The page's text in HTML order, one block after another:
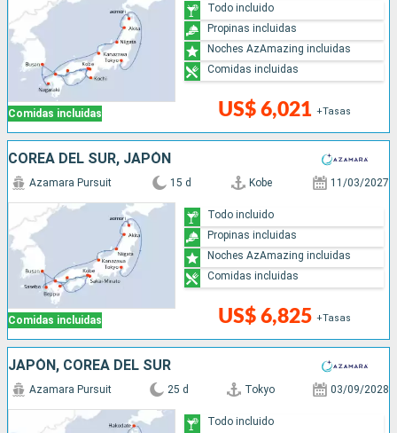
Comidas incluidas US$ 6,021 +Tasas
Todo incluido
Propinas incluidas
Noches AzAmazing incluidas
Comidas incluidas
COREA DEL SUR, JAPÓN
Comidas incluidas
Azamara Pursuit 15 d Kobe 11/03/2027
US$ 6,825 +Tasas
Todo incluido
Propinas incluidas
Noches AzAmazing incluidas
Comidas incluidas
JAPÓN, COREA DEL SUR
Azamara Pursuit 25 d Tokyo 03/09/2028
Todo incluido